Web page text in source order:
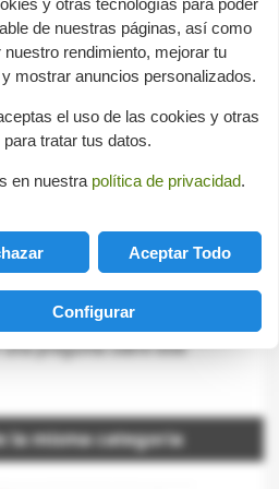
para aprender a cortar.
y hogar
este producto
una pregunta sobre este
la misma categoria
y otras tecnologías para poder
de nuestras páginas, así como
rendimiento, mejorar tu
mostrar anuncios personalizados.
el uso de las cookies y otras
tratar tus datos.
en nuestra política de privacidad.
Aceptar Todo
Configurar